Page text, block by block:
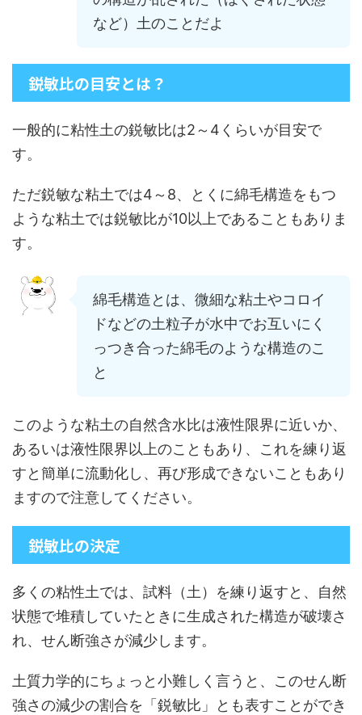
など）土のことだよ
鋭敏比の目安とは？
一般的に粘性土の鋭敏比は2～4くらいが目安で
す。
ただ鋭敏な粘土では4～8、とくに綿毛構造をもつ
ような粘土では鋭敏比が10以上であることもありま
す。
綿毛構造とは、微細な粘土やコロイ
ドなどの土粒子が水中でお互いにく
っつき合った綿毛のような構造のこ
と
このような粘土の自然含水比は液性限界に近いか、
あるいは液性限界以上のこともあり、これを練り返
すと簡単に流動化し、再び形成できないこともあり
ますので注意してください。
鋭敏比の決定
多くの粘性土では、試料（土）を練り返すと、自然
状態で堆積していたときに生成された構造が破壊さ
れ、せん断強さが減少します。
土質力学的にちょっと小難しく言うと、このせん断
強さの減少の割合を「鋭敏比」とも表すことができ